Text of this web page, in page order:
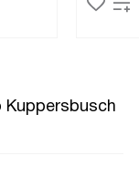
Kuppersbusch